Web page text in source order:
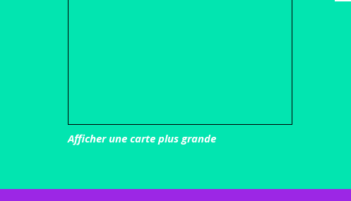
Afficher une carte plus grande